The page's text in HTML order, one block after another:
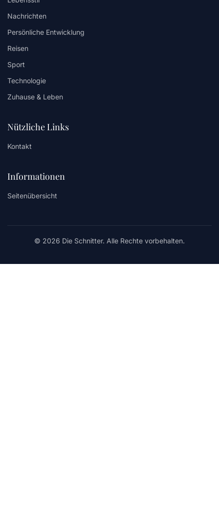
Nachrichten
Persönliche Entwicklung
Reisen
Sport
Technologie
Zuhause & Leben
Nützliche Links
Kontakt
Informationen
Seitenübersicht
© 2026 Die Schnitter. Alle Rechte vorbehalten.